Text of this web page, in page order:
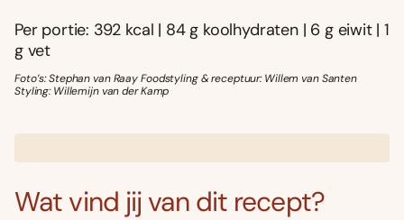
Per portie: 392 kcal | 84 g koolhydraten | 6 g eiwit | 1
g vet
Foto’s: Stephan van Raay Foodstyling & receptuur: Willem van Santen
Styling: Willemijn van der Kamp
Wat vind jij van dit recept?